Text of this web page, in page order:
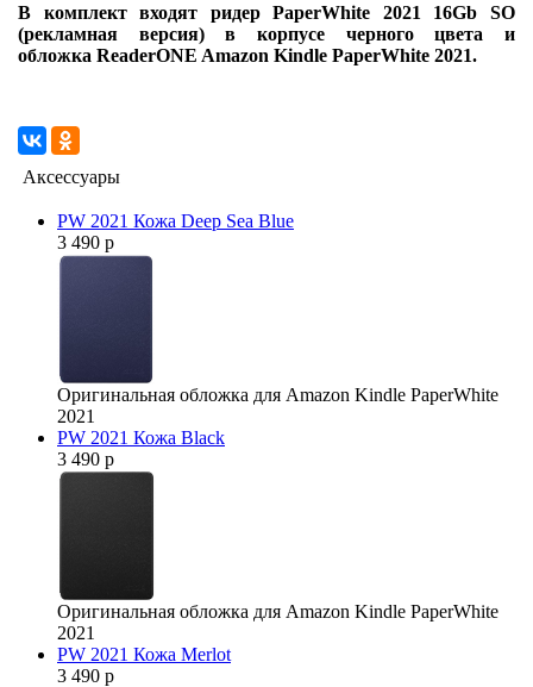
В комплект входят ридер PaperWhite 2021 16Gb SO
(рекламная версия) в корпусе черного цвета и
обложка ReaderONE Amazon Kindle PaperWhite 2021.
Аксессуары
PW 2021 Кожа Deep Sea Blue
3 490 р
Оригинальная обложка для Amazon Kindle PaperWhite
2021
PW 2021 Кожа Black
3 490 р
Оригинальная обложка для Amazon Kindle PaperWhite
2021
PW 2021 Кожа Merlot
3 490 р